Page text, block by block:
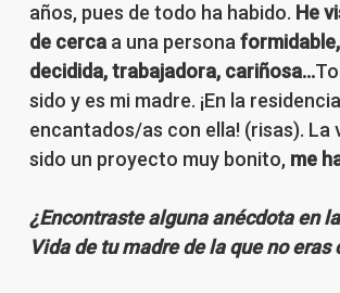
años, pues de todo ha habido. He
de cercaa una persona
decidida, trabajadora, cariñosa…
sido y es mi madre. ¡En la
encantados/as con ella! (risas). La
sido un proyecto muy bonito,me
¿Encontraste alguna anécdota en
Vida de tu madre de la que no eras